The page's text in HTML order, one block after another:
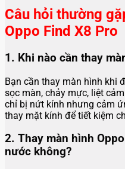
Câu hỏi thường
Oppo Find X8 Pro
1. Khi nào cần thay
Bạn cần thay màn hình khi
sọc màn, chảy mực, liệt
chỉ bị nứt kính nhưng cảm
thay mặt kính để tiết kiệm
2. Thay màn hình
nước không?